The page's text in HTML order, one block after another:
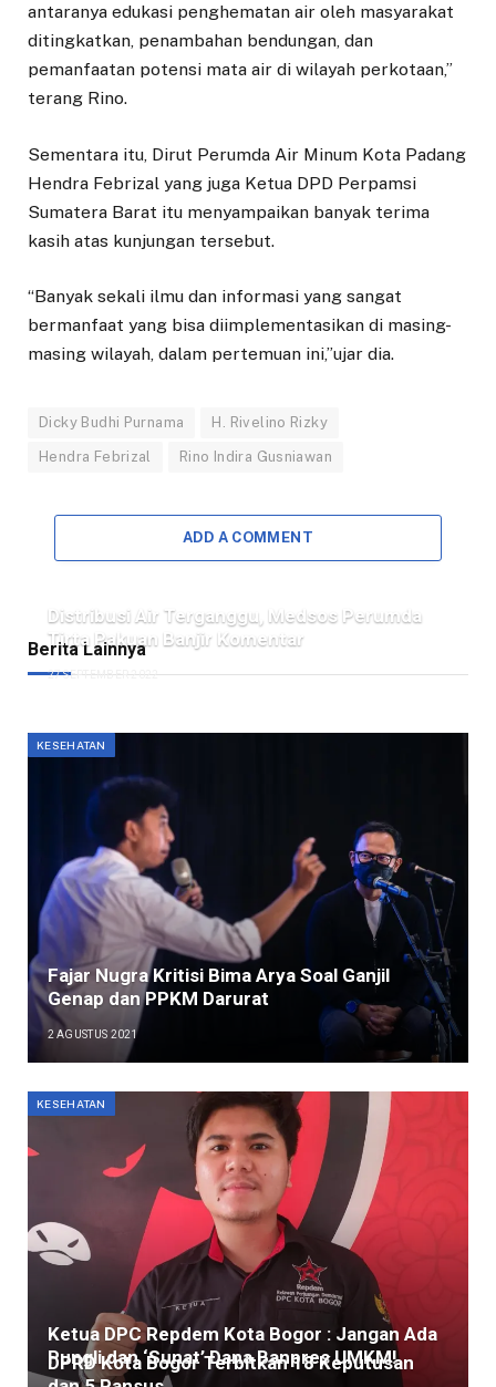
antaranya edukasi penghematan air oleh masyarakat
ditingkatkan, penambahan bendungan, dan
pemanfaatan potensi mata air di wilayah perkotaan,”
terang Rino.
Sementara itu, Dirut Perumda Air Minum Kota Padang
Hendra Febrizal yang juga Ketua DPD Perpamsi
Sumatera Barat itu menyampaikan banyak terima
kasih atas kunjungan tersebut.
“Banyak sekali ilmu dan informasi yang sangat
bermanfaat yang bisa diimplementasikan di masing-
masing wilayah, dalam pertemuan ini,”ujar dia.
Dicky Budhi Purnama H. Rivelino Rizky
Hendra Febrizal Rino Indira Gusniawan
ADD A COMMENT
Berita Lainnya
Distribusi Air Terganggu, Medsos Perumda
Tirta Pakuan Banjir Komentar
27 SEPTEMBER 2022
KESEHATAN
Fajar Nugra Kritisi Bima Arya Soal Ganjil
Genap dan PPKM Darurat
2 AGUSTUS 2021
KESEHATAN
Ketua DPC Repdem Kota Bogor : Jangan Ada
Pungli dan ‘Sunat’ Dana Banpres UMKM!
DPRD Kota Bogor Terbitkan 18 Keputusan